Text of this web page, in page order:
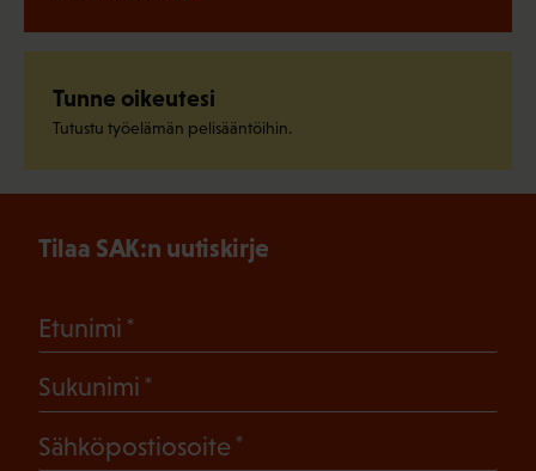
Tunne oikeutesi
Tutustu työelämän pelisääntöihin.
Tilaa SAK:n uutiskirje
Etunimi
Sukunimi
Sähköpostiosoite